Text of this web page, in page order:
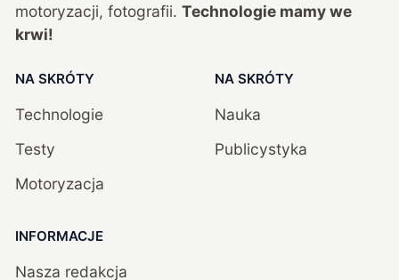
motoryzacji, fotografii. Technologie mamy we
krwi!
NA SKRÓTY
Technologie
Testy
Motoryzacja
NA SKRÓTY
Nauka
Publicystyka
INFORMACJE
Nasza redakcja